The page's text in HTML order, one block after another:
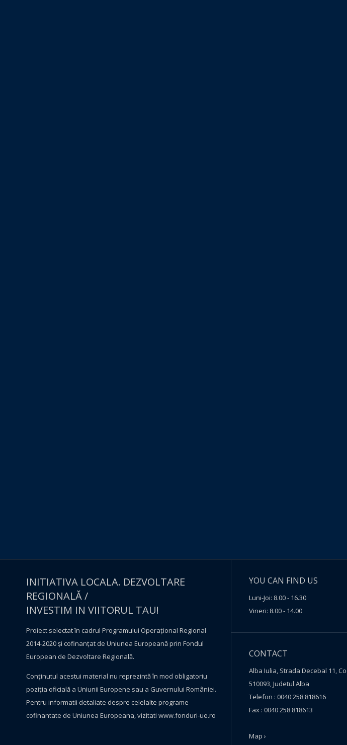
INITIATIVA LOCALA. DEZVOLTARE
REGIONALĂ /
INVESTIM IN VIITORUL TAU!
Proiect selectat în cadrul Programului Operațional Regional
2014-2020 și cofinanțat de Uniunea Europeană prin Fondul
European de Dezvoltare Regională.
Conţinutul acestui material nu reprezintă în mod obligatoriu
poziţia oficială a Uniunii Europene sau a Guvernului României.
Pentru informatii detaliate despre celelalte programe
cofinantate de Uniunea Europeana, vizitati www.fonduri-ue.ro
YOU CAN FIND US
Luni-Joi: 8.00 - 16.30
Vineri: 8.00 - 14.00
CONTACT
Alba Iulia, Strada Decebal 11,
510093, Judetul Alba
Telefon : 0040 258 818616
Fax : 0040 258 818613
Map ›